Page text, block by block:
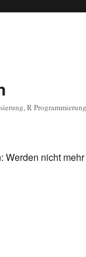
R Programmierung
Werden nicht